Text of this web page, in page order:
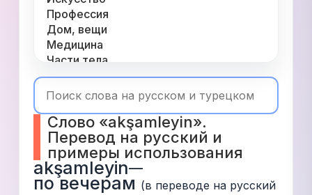
Профессия
Дом, вещи
Медицина
Части тела
Одежда
Время
Числа
Глаголы
Служебные
Существительные
Прилагательные
Слово «akşamleyin».
Перевод на русский и
примеры использования
akşamleyin—
по вечерам (в переводе на русский